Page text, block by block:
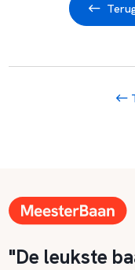
"De leukste